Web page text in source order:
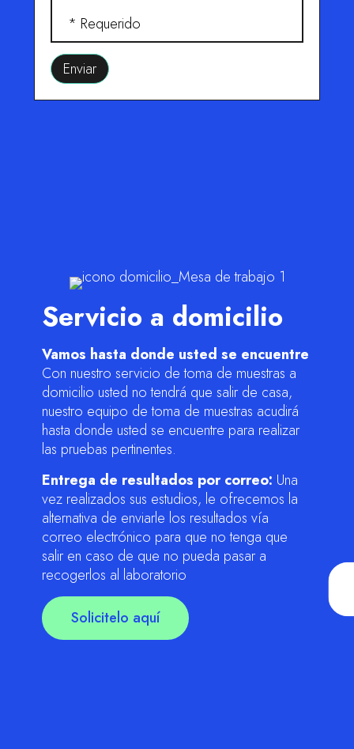
* Requerido
Servicio a domicilio
Vamos hasta donde usted se encuentre
Con nuestro servicio de toma de muestras a
domicilio usted no tendrá que salir de casa,
nuestro equipo de toma de muestras acudirá
hasta donde usted se encuentre para realizar
las pruebas pertinentes.
Entrega de resultados por correo: Una
vez realizados sus estudios, le ofrecemos la
alternativa de enviarle los resultados vía
correo electrónico para que no tenga que
salir en caso de que no pueda pasar a
recogerlos al laboratorio
Solicitelo aquí